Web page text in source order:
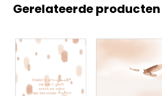
Gerelateerde producten